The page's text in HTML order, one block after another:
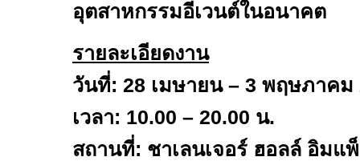
อุตสาหกรรมอีเวนต์ในอนาคต
รายละเอียดงาน
วันที่: 28 เมษายน – 3 พฤษภาคม
เวลา: 10.00 – 20.00 น.
สถานที่: ชาเลนเจอร์ ฮอลล์ อิมแ